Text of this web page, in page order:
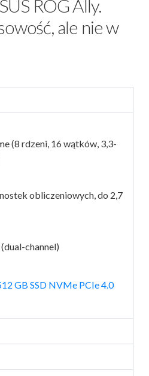
ROG Ally.
ale nie w
(8 rdzeni, 16 wątków, 3,3-
obliczeniowych, do 2,7
channel)
GB SSD NVMe PCIe 4.0